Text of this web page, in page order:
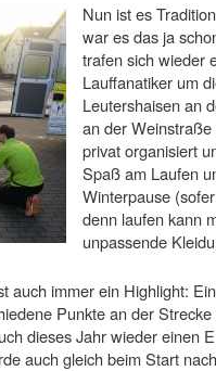
Nun ist es
war es das ja
trafen sich wieder
Lauffanatiker um
Leutershaisen an
an der
privat organisiert
Spaß am Laufen
Winterpause
denn laufen kann
unpassende
auch immer ein Highlight:
Punkte an der
dieses Jahr wieder einen
auch gleich beim Start